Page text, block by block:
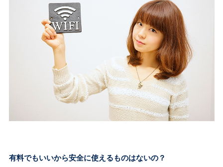
有料でもいいから安全に使えるものはないの？